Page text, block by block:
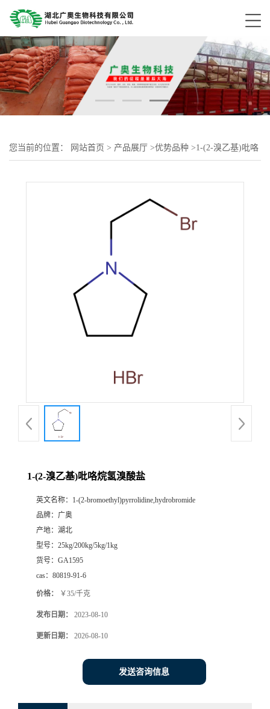
您当前的位置： 网站首页 > 产品展厅 >优势品种 >1-(2-溴乙基)吡咯
1-(2-溴乙基)吡咯烷氢溴酸盐
英文名称： 1-(2-bromoethyl)pyrrolidine,hydrobromide
品牌： 广奥
产地： 湖北
型号： 25kg/200kg/5kg/1kg
货号： GA1595
cas： 80819-91-6
价格： ￥35/千克
发布日期： 2023-08-10
更新日期： 2026-08-10
发送咨询信息